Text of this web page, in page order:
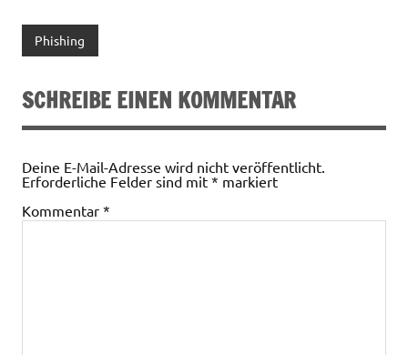
Phishing
SCHREIBE EINEN KOMMENTAR
Deine E-Mail-Adresse wird nicht veröffentlicht.
Erforderliche Felder sind mit * markiert
Kommentar *